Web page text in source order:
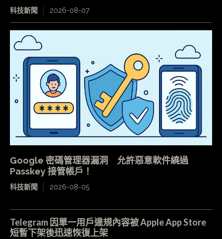
科技新聞 2026-08-07
Google 密碼管理器漏洞 允許惡意軟件繞過
Passkey 接管帳戶！
科技新聞 2026-08-05
Telegram 因單一用戶違規內容被 Apple App Store
短暫下架後迅速恢復上架